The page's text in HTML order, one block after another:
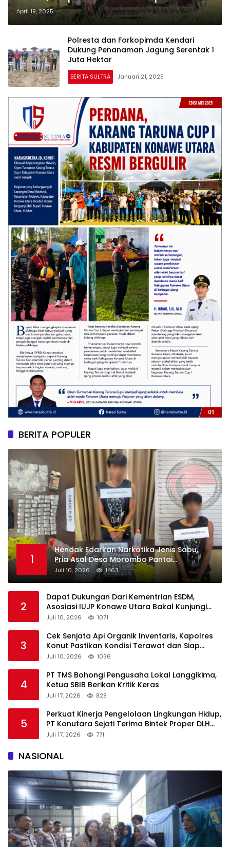
Kemandirian Pangan di Wilayah
Konawe Utara
April 19, 2025
Polresta dan Forkopimda Kendari
Dukung Penanaman Jagung Serentak 1
Juta Hektar
BERITA SULTRA Januari 21, 2025
BERITA POPULER
1
Hendak Edarkan Narkotika Jenis Sabu,
Pria Asal Desa Morombo Pantai
Diamankan Polisi
Juli 10, 2026 1463
2
Dapat Dukungan Dari Kementrian ESDM,
Asosiasi IUJP Konawe Utara Bakal Kunjungi
Pemegang IUP di Konut
Juli 10, 2026 1071
3
Cek Senjata Api Organik Inventaris, Kapolres
Konut Pastikan Kondisi Terawat dan Siap
Digunakan
Juli 10, 2026 1036
4
PT TMS Bohongi Pengusaha Lokal Langgikima,
Ketua SBIB Berikan Kritik Keras
Juli 17, 2026 828
5
Perkuat Kinerja Pengelolaan Lingkungan Hidup,
PT Konutara Sejati Terima Bintek Proper DLH
Sultra
Juli 17, 2026 771
NASIONAL